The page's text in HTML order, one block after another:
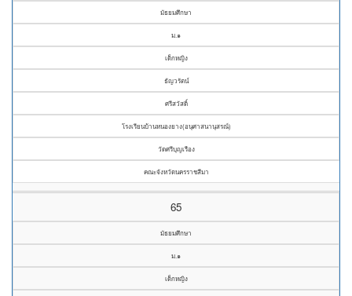
มัธยมศึกษา
ม.๑
เด็กหญิง
ธัญวรัตน์
ศรีสวัสดิ์
โรงเรียนบ้านหนองยาง(อนุศาสนานุสรณ์)
วัดศรีบุญเรือง
คณะจังหวัดนครราชสีมา
65
มัธยมศึกษา
ม.๑
เด็กหญิง